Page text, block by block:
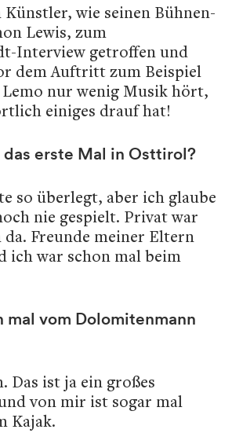
wie seinen Bühnen-
Lewis, zum
Interview getroffen und
dem Auftritt zum Beispiel
Lemo nur wenig Musik hört,
einiges drauf hat!
erste Mal in Osttirol?
so überlegt, aber ich glaube
nie gespielt. Privat war
da. Freunde meiner Eltern
ich war schon mal beim
mal vom Dolomitenmann
Das ist ja ein großes
von mir ist sogar mal
Kajak.